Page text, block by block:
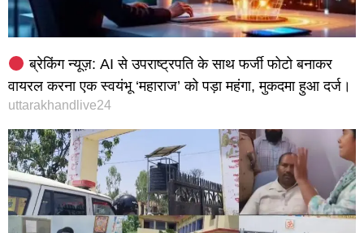
ब्रेकिंग न्यूज़: AI से उपराष्ट्रपति के साथ फर्जी फोटो बनाकर
वायरल करना एक स्वयंभू ‘महाराज’ को पड़ा महंगा, मुकदमा हुआ दर्ज।
uttarakhandlive24